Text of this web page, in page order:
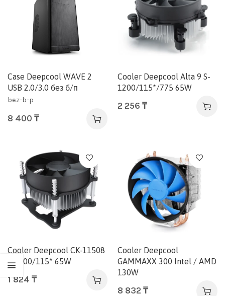
Case Deepcool WAVE 2
USB 2.0/3.0 без б/п
bez-b-p
8 400 ₸
Cooler Deepcool Alta 9 S-
1200/115*/775 65W
2 256 ₸
Cooler Deepcool CK-11508
S-1200/115* 65W
1 824 ₸
Cooler Deepcool
GAMMAXX 300 Intel / AMD
130W
8 832 ₸